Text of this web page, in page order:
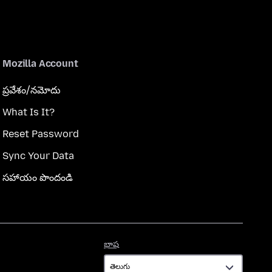
Mozilla Account
ప్రవేశం/నమోదు
What Is It?
Reset Password
Sync Your Data
సహాయం పొందండి
భాష